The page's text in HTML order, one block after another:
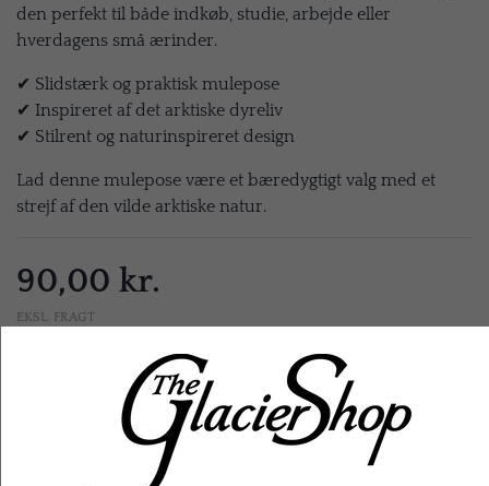
den perfekt til både indkøb, studie, arbejde eller
hverdagens små ærinder.
✔ Slidstærk og praktisk mulepose
✔ Inspireret af det arktiske dyreliv
✔ Stilrent og naturinspireret design
Lad denne mulepose være et bæredygtigt valg med et
strejf af den vilde arktiske natur.
90,00 kr.
EKSL. FRAGT
LÆG I KURV